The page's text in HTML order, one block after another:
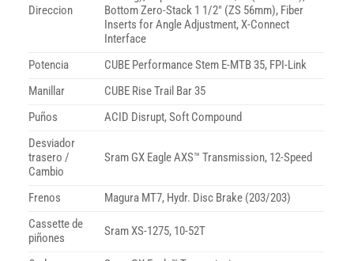
Direccion
Bottom Zero-Stack 1 1/2″ (ZS 56mm), Fiber
Inserts for Angle Adjustment, X-Connect
Interface
Potencia
CUBE Performance Stem E-MTB 35, FPI-Link
Manillar
CUBE Rise Trail Bar 35
Puños
ACID Disrupt, Soft Compound
Desviador
trasero /
Cambio
Sram GX Eagle AXS™ Transmission, 12-Speed
Frenos
Magura MT7, Hydr. Disc Brake (203/203)
Cassette de
piñones
Sram XS-1275, 10-52T